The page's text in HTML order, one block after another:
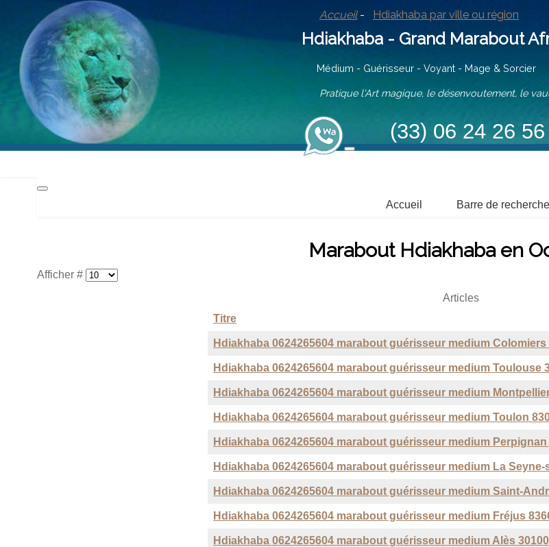
Accueil - Hdiakhaba par ville ou région
Hdiakhaba - Grand Marabout
Médium - Guérisseur - Voyant - Mage & Sorcier
Pratique l'Art magique, le désenvoutement, le
(33) 06 24 26
Accueil Barre de recherche
Marabout Hdiakhaba en
Afficher #
Articles
Titre
Hdiakhaba 0624265604 marabout guérisseur medium Colomiers
Hdiakhaba 0624265604 marabout guérisseur medium Toulouse
Hdiakhaba 0624265604 marabout guérisseur medium
Hdiakhaba 0624265604 marabout guérisseur medium Toulon
Hdiakhaba 0624265604 marabout guérisseur medium Perpignan
Hdiakhaba 0624265604 marabout guérisseur medium La Seyne-
Hdiakhaba 0624265604 marabout guérisseur medium Saint-
Hdiakhaba 0624265604 marabout guérisseur medium Fréjus
Hdiakhaba 0624265604 marabout guérisseur medium Alès 30100